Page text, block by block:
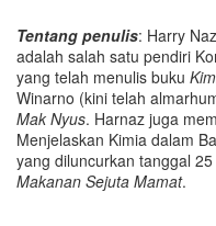
Tentang penulis: Harry
adalah salah satu pendiri
yang telah menulis buku
Winarno (kini telah
Mak Nyus. Harnaz juga
Menjelaskan Kimia dalam
yang diluncurkan tanggal
Makanan Sejuta Mamat.